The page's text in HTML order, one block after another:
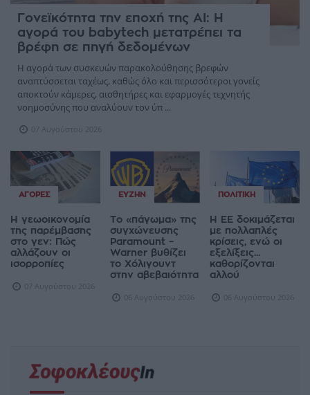
Γονεϊκότητα την εποχή της AI: Η
αγορά του babytech μετατρέπει τα
βρέφη σε πηγή δεδομένων
Η αγορά των συσκευών παρακολούθησης βρεφών
αναπτύσσεται ταχέως, καθώς όλο και περισσότεροι γονείς
αποκτούν κάμερες, αισθητήρες και εφαρμογές τεχνητής
νοημοσύνης που αναλύουν τον ύπ ...
07 Αυγούστου 2026
ΑΓΟΡΈΣ
Η γεωοικονομία
της παρέμβασης
στο γεν: Πώς
αλλάζουν οι
ισορροπίες
07 Αυγούστου 2026
ΕΥΖΗΝ
Το «πάγωμα» της
συγχώνευσης
Paramount –
Warner βυθίζει
το Χόλιγουντ
στην αβεβαιότητα
06 Αυγούστου 2026
ΠΟΛΙΤΙΚΉ
Η ΕΕ δοκιμάζεται
με πολλαπλές
κρίσεις, ενώ οι
εξελίξεις...
καθορίζονται
αλλού
06 Αυγούστου 2026